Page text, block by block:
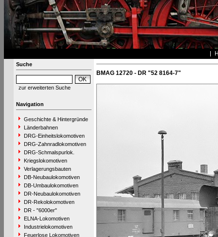
Suche
zur erweiterten Suche
Navigation
Geschichte & Hintergründe
Länderbahnen
DRG-Einheitslokomotiven
DRG-Zahnradlokomotiven
DRG-Schmalspurlok.
Kriegslokomotiven
Verlagerungsbauten
DB-Neubaulokomotiven
DB-Umbaulokomotiven
DR-Neubaulokomotiven
DR-Rekolokomotiven
DR - "6000er"
ELNA-Lokomotiven
Industrielokomotiven
Feuerlose Lokomotiven
BMAG 12720 - DR "52 8164-7"